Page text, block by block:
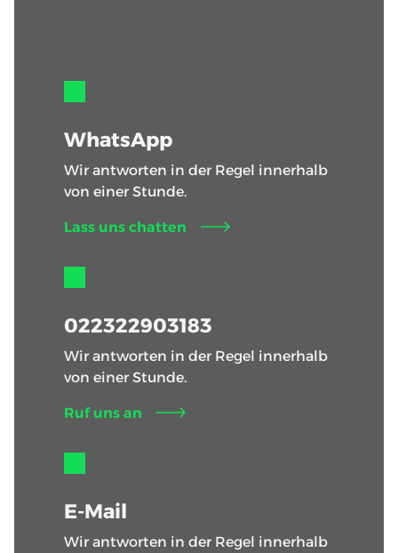
WhatsApp
Wir antworten in der Regel innerhalb
von einer Stunde.
Lass uns chatten
022322903183
Wir antworten in der Regel innerhalb
von einer Stunde.
Ruf uns an
E-Mail
Wir antworten in der Regel innerhalb